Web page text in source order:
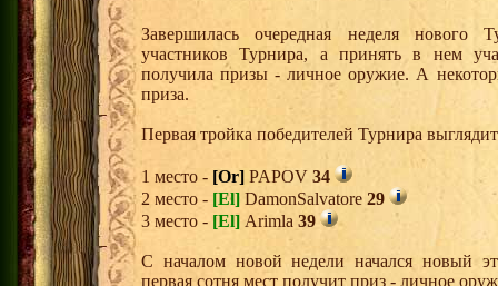
Завершилась очередная неделя нового
участников Турнира, а принять в нем
получила призы - личное оружие. А
приза.
Первая тройка победителей Турнира
1 место - [Or] PAPOV 34
2 место - [El] DamonSalvatore 29
3 место - [El] Arimla 39
С началом новой недели начался новый
первая сотня мест получит приз - личное